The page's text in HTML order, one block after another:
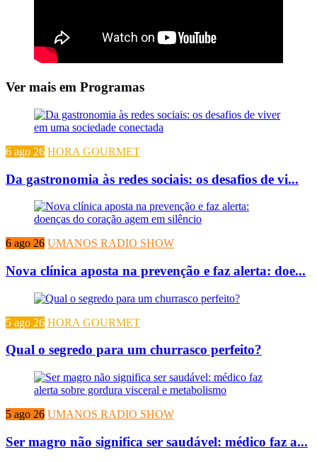
Ver mais em Programas
6 ago 26 HORA GOURMET
Da gastronomia às redes sociais: os desafios de vi...
6 ago 26 UMANOS RADIO SHOW
Nova clínica aposta na prevenção e faz alerta: doe...
5 ago 26 HORA GOURMET
Qual o segredo para um churrasco perfeito?
5 ago 26 UMANOS RADIO SHOW
Ser magro não significa ser saudável: médico faz a...